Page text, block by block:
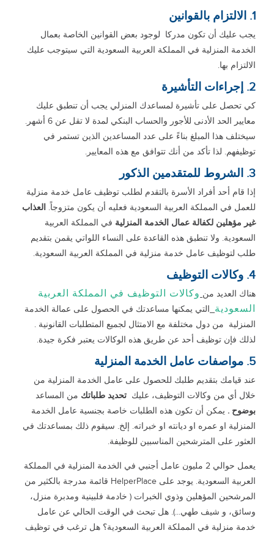
1. الالتزام بالقوانين
يجب عليك أن تكون مدركا لوجود بعض القوانين الخاصة بعمال
الخدمة المنزلية في المملكة العربية السعودية التي سيتوجب عليك
الالتزام بها.
2. إجراءات التأشيرة
كي تحصل على تأشيرة لمساعدك المنزلي يجب أن تنطبق عليك
معايير الحد الأدنى للأجور والحساب البنكي لمدة لا تقل عن 6 أشهر.
سيختلف هذا المبلغ بناءً على عدد المساعدين الذين تستمر في
توظيفهم. لذا تأكد من أنك تتوافق مع هذه المعايير.
3. الشروط للمتقدمين الذكور
إذا قام أحد أفراد الأسرة بالتقدم لطلب توظيف عامل خدمة منزلية
للعمل في المملكة العربية السعودية فعليه أن يكون متزوجاً. العذاب
غير مؤهلين لكفالة عمال الخدمة المنزلية في المملكة العربية
السعودية. ولا تنطبق هذه القاعدة على النساء اللواتي يقمن بتقديم
طلب لتوظيف عامل خدمة منزلية في المملكة العربية السعودية.
4. وكالات التوظيف
هناك العديد من وكالات التوظيف في المملكة العربية
السعودية التي يمكنها مساعدتك في الحصول على عمالة الخدمة
المنزلية من دول مختلفة مع الامتثال لجميع المتطلبات القانونية .
لذلك فإن توظيف أحد عن طريق هذه الوكالات يعتبر فكرة جيدة.
5. مواصفات عامل الخدمة المنزلية
عند قيامك بتقديم طلبك للحصول على عامل الخدمة المنزلية من
خلال أي من وكالات التوظيف، عليك تحديد طلباتك من المساعد
بوضوح . يمكن أن تكون هذه الطلبات خاصة بجنسية عامل الخدمة
المنزلية او عمره او ديانته او خبراته. إلخ. سيقوم ذلك بمساعدتك في
العثور على المترشحين المناسبين للوظيفة.
يعمل حوالي 2 مليون عامل أجنبي في الخدمة المنزلية في المملكة
العربية السعودية. يوجد على HelperPlace قائمة مدرجة بالكثير من
المرشحين المؤهلين وذوي الخبرات ( خادمة فلبينية ومدبرة منزل،
وسائق، و شيف طهي...). هل تبحث في الوقت الحالي عن عامل
خدمة منزلية في المملكة العربية السعودية؟ هل ترغب في توظيف